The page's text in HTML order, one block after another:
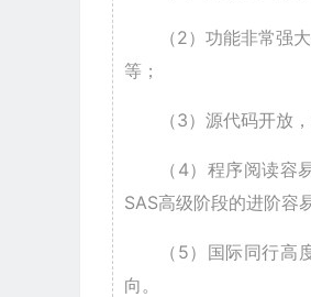
（2）功能非常强
等；
（3）源代码开放
（4）程序阅读
SAS高级阶段的进阶容
（5）国际同行
向。